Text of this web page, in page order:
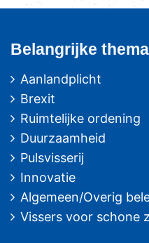
Belangrijke
Aanlandplicht
Brexit
Ruimtelijke ordening
Duurzaamheid
Pulsvisserij
Innovatie
Algemeen/Overig
Vissers voor schone